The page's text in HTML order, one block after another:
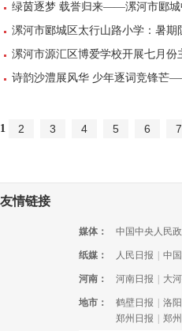
绿茵逐梦 载誉归来——漯河市郾城
漯河市郾城区太行山路小学：暑期
漯河市源汇区博爱学校开展七月份
诗韵沙澧展风华 少年逐词竞锋芒
1 2 3 4 5 6 7
友情链接
媒体： 中国中央人民
纸媒： 人民日报 中
河南： 河南日报 大
地市： 鹤壁日报 洛
郑州日报
郑